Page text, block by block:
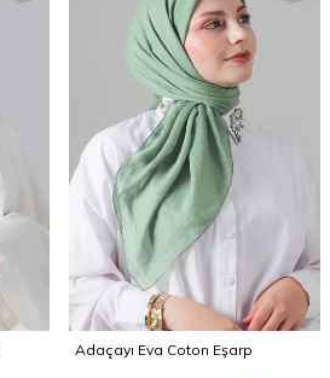
Adaçayı Eva Coton Eşarp